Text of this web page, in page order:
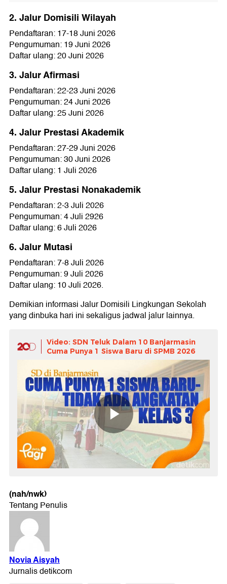
2. Jalur Domisili Wilayah
Pendaftaran: 17-18 Juni 2026
Pengumuman: 19 Juni 2026
Daftar ulang: 20 Juni 2026
3. Jalur Afirmasi
Pendaftaran: 22-23 Juni 2026
Pengumuman: 24 Juni 2026
Daftar ulang: 25 Juni 2026
4. Jalur Prestasi Akademik
Pendaftaran: 27-29 Juni 2026
Pengumuman: 30 Juni 2026
Daftar ulang: 1 Juli 2026
5. Jalur Prestasi Nonakademik
Pendaftaran: 2-3 Juli 2026
Pengumuman: 4 Juli 2926
Daftar ulang: 6 Juli 2026
6. Jalur Mutasi
Pendaftaran: 7-8 Juli 2026
Pengumuman: 9 Juli 2026
Daftar ulang: 10 Juli 2026.
Demikian informasi Jalur Domisili Lingkungan Sekolah
yang dinbuka hari ini sekaligus jadwal jalur lainnya.
Video: SDN Teluk Dalam 10 Banjarmasin
Cuma Punya 1 Siswa Baru di SPMB 2026
(nah/nwk)